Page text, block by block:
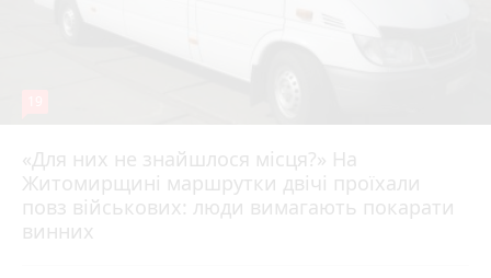
«Для них не знайшлося місця?» На
Житомирщині маршрутки двічі проїхали
повз військових: люди вимагають покарати
винних
17 липня 2026 р.